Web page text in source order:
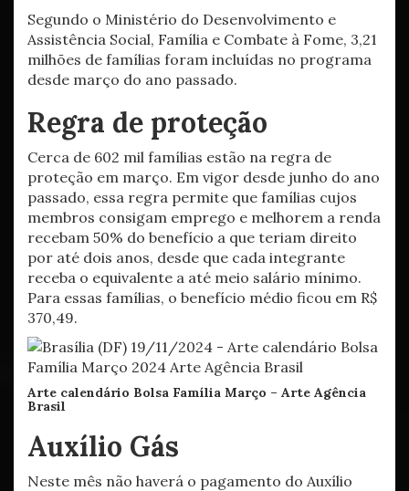
Segundo o Ministério do Desenvolvimento e
Assistência Social, Família e Combate à Fome, 3,21
milhões de famílias foram incluídas no programa
desde março do ano passado.
Regra de proteção
Cerca de 602 mil famílias estão na regra de
proteção em março. Em vigor desde junho do ano
passado, essa regra permite que famílias cujos
membros consigam emprego e melhorem a renda
recebam 50% do benefício a que teriam direito
por até dois anos, desde que cada integrante
receba o equivalente a até meio salário mínimo.
Para essas famílias, o benefício médio ficou em R$
370,49.
Arte calendário Bolsa Família Março – Arte Agência
Brasil
Auxílio Gás
Neste mês não haverá o pagamento do Auxílio